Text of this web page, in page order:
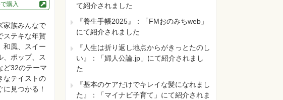
購入
家族みんなで
ステキな年賀
和風、スイー
、ポップ、ス
ど32のテーマ
なテイストの
見つかる！
て紹介されました
『養生手帳2025』：「FMおのみちweb」
にて紹介されました
『人生は折り返し地点からがきっとたのし
い』：「婦人公論.jp」にて紹介されまし
た
『基本のケアだけでキレイな髪になれまし
た』：「マイナビ子育て」にて紹介されま